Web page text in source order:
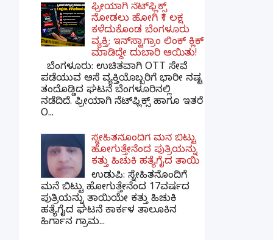
ಫ್ರೀಯಾಗಿ ನೆಟ್‌ಫ್ಲಿಕ್ಸ್
ನೋಡಲು ಹೋಗಿ ₹1 ಲಕ್ಷ
ಕಳೆದುಕೊಂಡ ಬೆಂಗಳೂರು
ವ್ಯಕ್ತಿ; ಇನ್‌ಸ್ಟಾಗ್ರಾಂ ಲಿಂಕ್ ಕ್ಲಿಕ್
ಮಾಡಿದ್ದೇ ದುಬಾರಿ ಆಯಿತು!
ಬೆಂಗಳೂರು: ಉಚಿತವಾಗಿ OTT ಸೇವೆ
ಪಡೆಯುವ ಆಸೆ ವ್ಯಕ್ತಿಯೊಬ್ಬರಿಗೆ ಭಾರೀ ನಷ್ಟ
ತಂದೊಡ್ಡಿದ ಘಟನೆ ಬೆಂಗಳೂರಿನಲ್ಲಿ
ನಡೆದಿದೆ. ಫ್ರೀಯಾಗಿ ನೆಟ್‌ಫ್ಲಿಕ್ಸ್ ಹಾಗೂ ಇತರೆ
O...
ಸ್ನೇಹಿತನೊಂದಿಗೆ ಮನೆ ಬಿಟ್ಟು
ಹೋಗುತ್ತೇನೆಂದ ಪುತ್ರಿಯನ್ನು
ಕತ್ತು ಹಿಚುಕಿ ಹತ್ಯೆಗೈದ ತಾಯಿ
ಉಡುಪಿ: ಸ್ನೇಹಿತನೊಂದಿಗೆ
ಮನೆ ಬಿಟ್ಟು ಹೋಗುತ್ತೇನೆಂದ 17ವರ್ಷದ
ಪುತ್ರಿಯನ್ನು ತಾಯಿಯೇ ಕತ್ತು ಹಿಚುಕಿ
ಹತ್ಯೆಗೈದ ಘಟನೆ ಕಾರ್ಕಳ ತಾಲೂಕಿನ
ಹಿರ್ಗಾನ ಗ್ರಾಮ...